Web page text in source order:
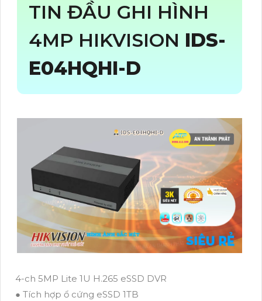
TIN ĐẦU GHI HÌNH
4MP HIKVISION IDS-
E04HQHI-D
4-ch 5MP Lite 1U H.265 eSSD DVR
● Tích hợp ổ cứng eSSD 1TB